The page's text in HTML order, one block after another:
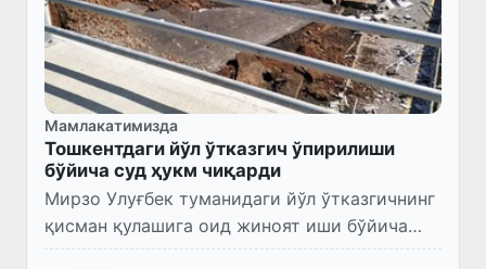
Мамлакатимизда
Тошкентдаги йўл ўтказгич ўпирилиши
бўйича суд ҳукм чиқарди
Мирзо Улуғбек туманидаги йўл ўтказгичнинг
қисман қулашига оид жиноят иши бўйича
олти нафар айбланувчи айбдор деб топилди.